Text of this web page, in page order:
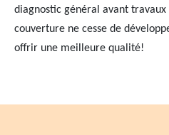
diagnostic général avant travaux
couverture ne cesse de
offrir une meilleure qualité!